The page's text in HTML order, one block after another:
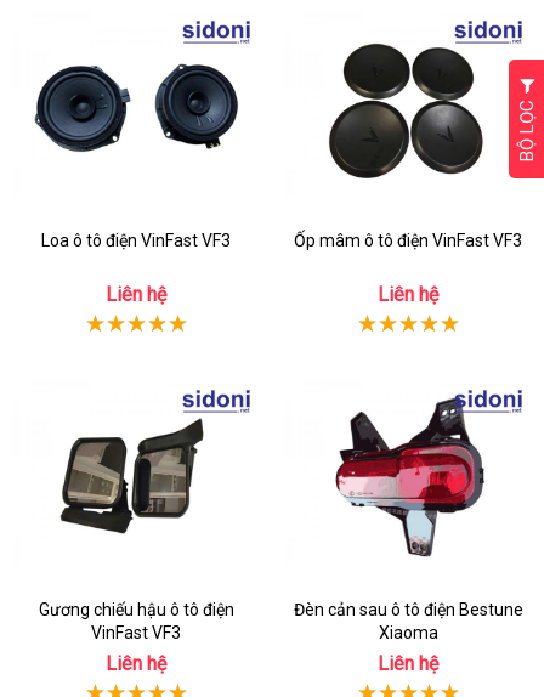
Loa ô tô điện VinFast VF3
Liên hệ
Ốp mâm ô tô điện VinFast VF3
Liên hệ
Gương chiếu hậu ô tô điện
VinFast VF3
Liên hệ
Đèn cản sau ô tô điện Bestune
Xiaoma
Liên hệ
BỘ LỌC